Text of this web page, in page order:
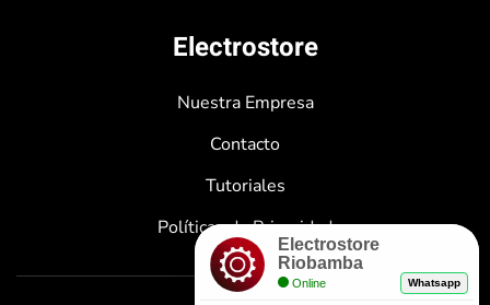
Electrostore
Nuestra Empresa
Contacto
Tutoriales
Políticas de Privacidad
Electrostore
Riobamba
Online Whatsapp